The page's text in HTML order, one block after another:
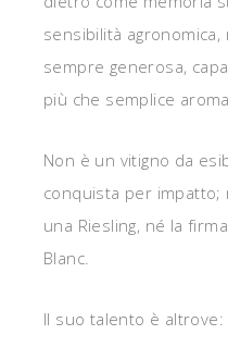
sensibilità
sempre generosa,
più che semplice
Non è un vitigno da
conquista per impatto;
una Riesling, né la
Blanc.
Il suo talento è